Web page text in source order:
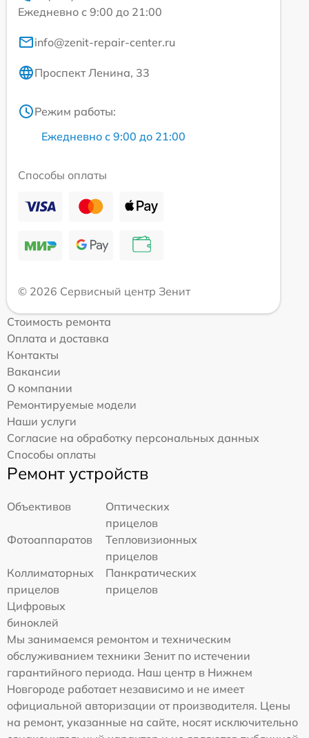
Ежедневно с 9:00 до 21:00
info@zenit-repair-center.ru
Проспект Ленина, 33
Режим работы:
Ежедневно с 9:00 до 21:00
Способы оплаты
© 2026 Сервисный центр Зенит
Стоимость ремонта
Оплата и доставка
Контакты
Вакансии
О компании
Ремонтируемые модели
Наши услуги
Согласие на обработку персональных данных
Способы оплаты
Ремонт устройств
Объективов
Оптических
прицелов
Фотоаппаратов
Тепловизионных
прицелов
Коллиматорных
прицелов
Панкратических
прицелов
Цифровых
биноклей
Мы занимаемся ремонтом и техническим
обслуживанием техники Зенит по истечении
гарантийного периода. Наш центр в Нижнем
Новгороде работает независимо и не имеет
официальной авторизации от производителя. Цены
на ремонт, указанные на сайте, носят исключительно